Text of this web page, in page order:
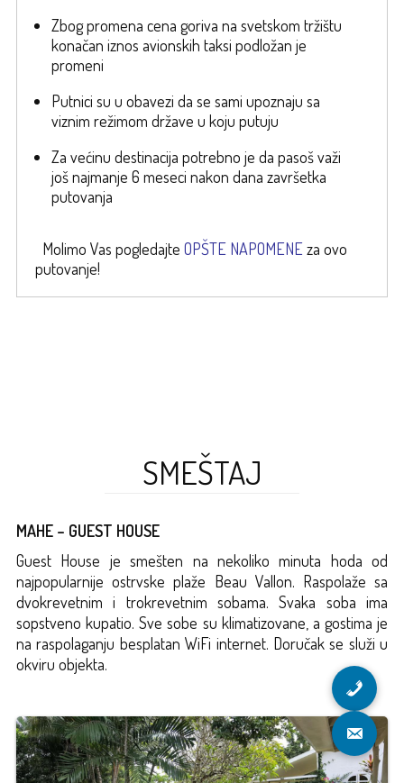
Zbog promena cena goriva na svetskom tržištu
konačan iznos avionskih taksi podložan je
promeni
Putnici su u obavezi da se sami upoznaju sa
viznim režimom države u koju putuju
Za većinu destinacija potrebno je da pasoš važi
još najmanje 6 meseci nakon dana završetka
putovanja
Molimo Vas pogledajte OPŠTE NAPOMENEza ovo
putovanje!
SMEŠTAJ
MAHE – GUEST HOUSE
Guest House je smešten na nekoliko minuta hoda od
najpopularnije ostrvske plaže Beau Vallon. Raspolaže sa
dvokrevetnim i trokrevetnim sobama. Svaka soba ima
sopstveno kupatio. Sve sobe su klimatizovane, a gostima je
na raspolaganju besplatan WiFi internet. Doručak se služi u
okviru objekta.